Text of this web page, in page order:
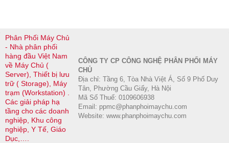
Phân Phối Máy Chủ
- Nhà phân phối
hàng đầu Việt Nam
về Máy Chủ (
Server), Thiết bị lưu
trữ ( Storage), Máy
trạm (Workstation) .
Các giải pháp hạ
tầng cho các doanh
nghiệp, Khu công
nghiệp, Y Tế, Giáo
Dục,….
CÔNG TY CP CÔNG NGHỆ PHÂN PHỐI MÁY
CHỦ
Địa chỉ: Tầng 6, Tòa Nhà Việt Á, Số 9 Phố Duy
Tân, Phường Cầu Giấy, Hà Nội
Mã Số Thuế: 0109606938
Email: ppmc@phanphoimaychu.com
Website: www.phanphoimaychu.com